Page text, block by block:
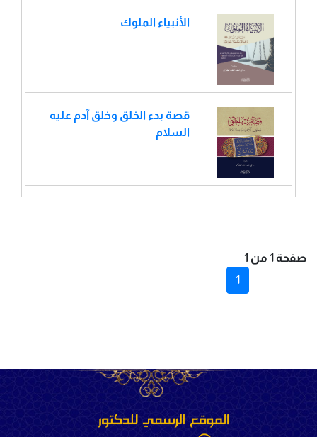
الأنبياء الملوك
قصة بدء الخلق وخلق آدم عليه
السلام
صفحة 1 من 1
1